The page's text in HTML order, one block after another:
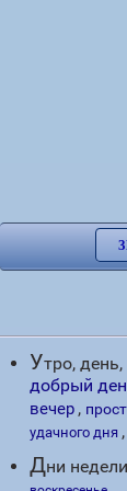
Утро, день,
добрый
вечер ,
удачного дня ,
Дни